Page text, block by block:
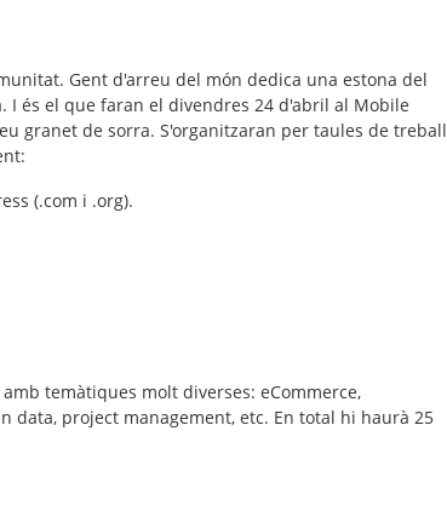
Gent d'arreu del món dedica una estona del
és el que faran el divendres 24 d'abril al Mobile
granet de sorra. S'organitzaran per taules de treball
(.com i .org).
temàtiques molt diverses: eCommerce,
data, project management, etc. En total hi haurà 25